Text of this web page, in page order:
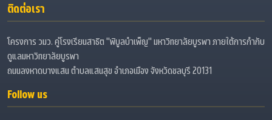
ติดต่อเรา
โครงการ วมว. คู่โรงเรียนสาธิต "พิบูลบำเพ็ญ" มหาวิทยาลัยบูรพา ภายใต้การกำกับ
ดูแลมหาวิทยาลัยบูรพา
ถนนลงหาดบางแสน ตำบลแสนสุข อำเภอเมือง จังหวัดชลบุรี 20131
Follow us